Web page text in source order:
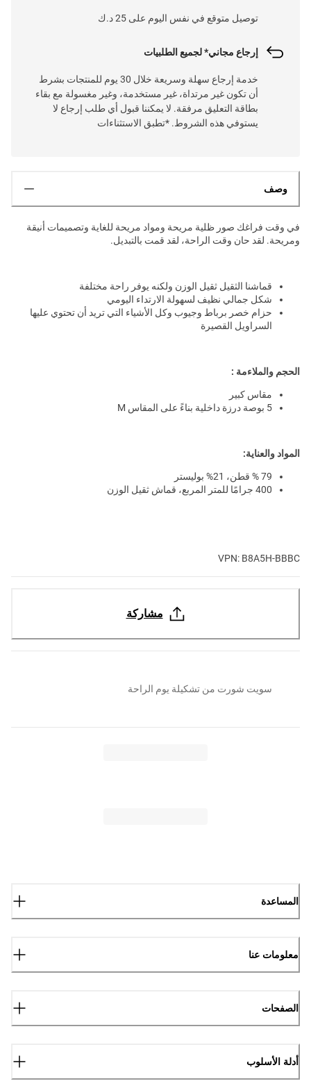
توصيل متوقع في نفس اليوم على 25 د.ك
إرجاع مجاني* لجميع الطلبيات
خدمة إرجاع سهلة وسريعة خلال 30 يوم للمنتجات بشرط
أن تكون غير مرتداة، غير مستخدمة، وغير مغسولة مع بقاء
بطاقة التعليق مرفقة. لا يمكننا قبول أي طلب إرجاع لا
يستوفي هذه الشروط. *تطبق الاستثناءات
وصف
في وقت فراغك صور ظلية مريحة ومواد مريحة للغاية وتصميمات أنيقة
ومريحة. لقد حان وقت الراحة، لقد قمت بالتبديل.
قماشنا الثقيل ثقيل الوزن ولكنه يوفر راحة مختلفة
شكل جمالي نظيف لسهولة الارتداء اليومي
حزام خصر برباط وجيوب وكل الأشياء التي تريد أن تحتوي عليها
السراويل القصيرة
الحجم والملاءمة :
مقاس كبير
5 بوصة درزة داخلية بناءً على المقاس M
المواد والعناية:
79 % قطن، 21% بوليستر
400 جرامًا للمتر المربع، قماش ثقيل الوزن
VPN: B8A5H-BBBC
مشاركة
سويت شورت من تشكيلة يوم الراحة
المساعدة
معلومات عنا
الصفحات
أدلة الأسلوب